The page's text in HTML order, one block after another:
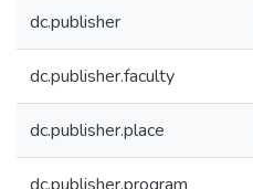
dc.publisher
dc.publisher.faculty
dc.publisher.place